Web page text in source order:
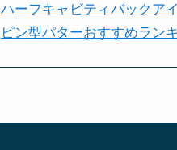
ハーフキャビティバックア
ピン型パターおすすめラン